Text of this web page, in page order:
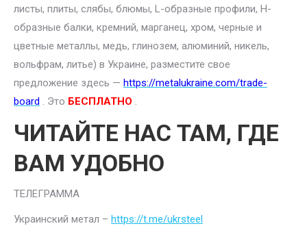
листы, плиты, слябы, блюмы, L-образные профили, H-
образные балки, кремний, марганец, хром, черные и
цветные металлы, медь, глинозем, алюминий, никель,
вольфрам, литье) в Украине, разместите свое
предложение здесь — https://metalukraine.com/trade-
board . Это БЕСПЛАТНО .
ЧИТАЙТЕ НАС ТАМ, ГДЕ
ВАМ УДОБНО
ТЕЛЕГРАММА
Украинский метал – https://t.me/ukrsteel